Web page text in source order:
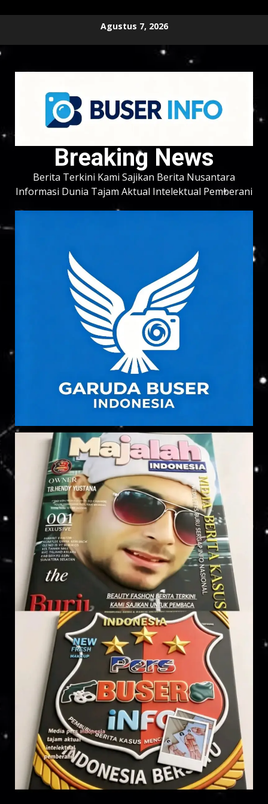
content
Agustus 7, 2026
Breaking News
Berita Terkini Kami Sajikan Berita Nusantara
Informasi Dunia Tajam Aktual Intelektual Pemberani